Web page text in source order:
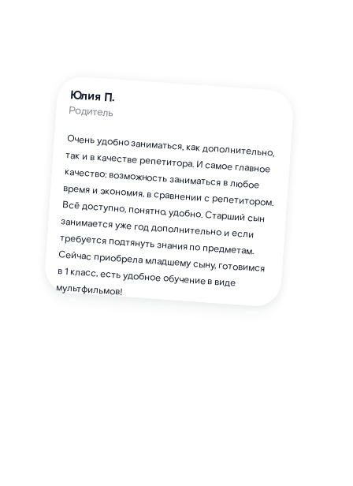
Юлия П.
Родитель
Очень удобно заниматься, как дополнительно,
так и в качестве репетитора. И самое главное
качество: возможность заниматься в любое
время и экономия, в сравнении с репетитором.
Всё доступно, понятно, удобно. Старший сын
занимается уже год дополнительно и если
требуется подтянуть знания по предметам.
Сейчас приобрела младшему сыну, готовимся
в 1 класс, есть удобное обучение в виде
мультфильмов!